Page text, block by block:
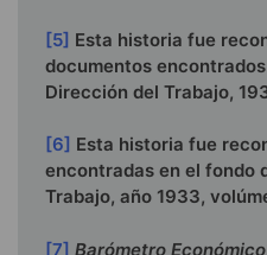
[5] Esta historia fue
documentos
Dirección del Trabajo,
[6] Esta historia fue
encontradas en el fondo
Trabajo, año 1933,
[7] Barómetro Económico